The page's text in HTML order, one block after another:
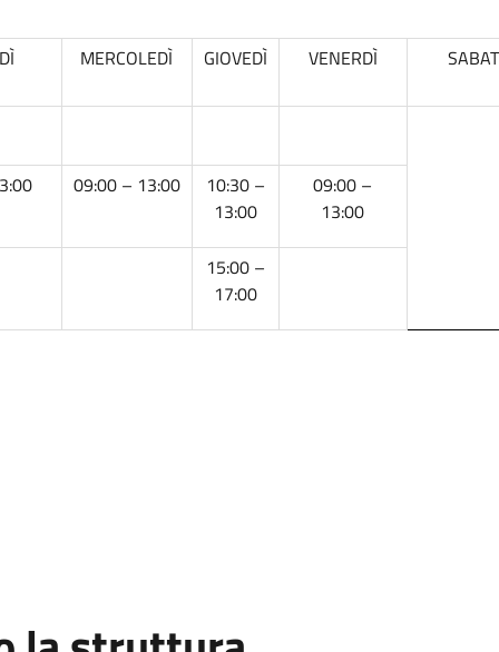
MERCOLEDÌ GIOVEDÌ VENERDÌ
09:00 – 13:00
10:30 –
13:00
09:00 –
13:00
15:00 –
17:00